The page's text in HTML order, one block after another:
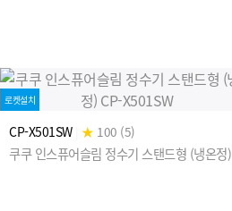
로켓설치
CP-X501SW ★ 100 (5)
쿠쿠 인스퓨어슬림 정수기 스탠드형 (냉온정)